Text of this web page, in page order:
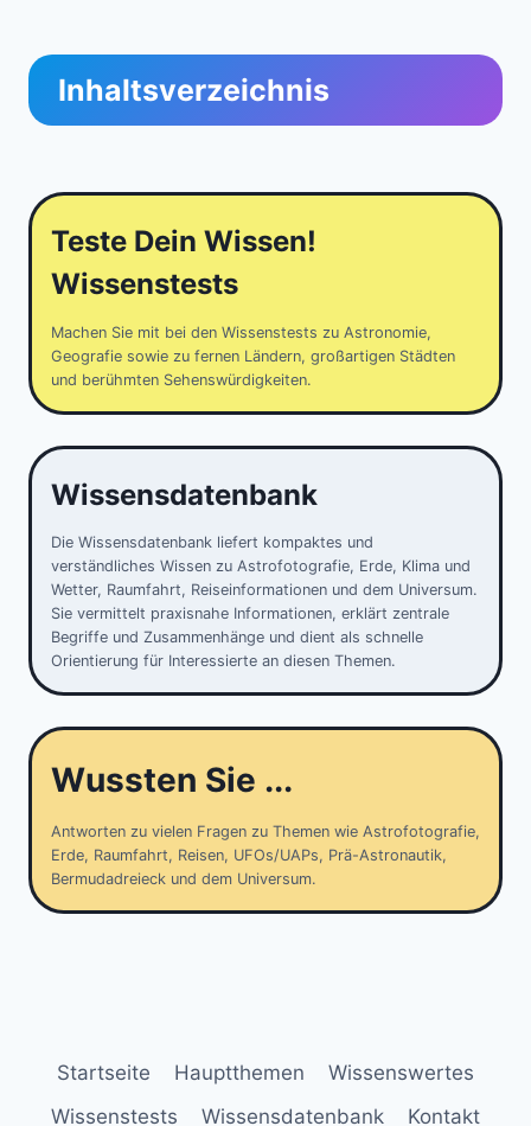
Inhaltsverzeichnis
Teste Dein Wissen!
Wissenstests
Machen Sie mit bei den Wissenstests zu Astronomie,
Geografie sowie zu fernen Ländern, großartigen Städten
und berühmten Sehenswürdigkeiten.
Wissensdatenbank
Die Wissensdatenbank liefert kompaktes und
verständliches Wissen zu Astrofotografie, Erde, Klima und
Wetter, Raumfahrt, Reiseinformationen und dem Universum.
Sie vermittelt praxisnahe Informationen, erklärt zentrale
Begriffe und Zusammenhänge und dient als schnelle
Orientierung für Interessierte an diesen Themen.
Wussten Sie ...
Antworten zu vielen Fragen zu Themen wie Astrofotografie,
Erde, Raumfahrt, Reisen, UFOs/UAPs, Prä-Astronautik,
Bermudadreieck und dem Universum.
Startseite Hauptthemen
Wissenswertes
Wissenstests
Wissensdatenbank Kontakt